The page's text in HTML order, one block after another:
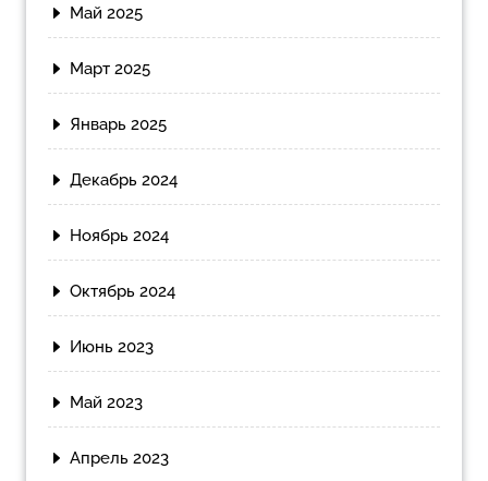
Май 2025
Март 2025
Январь 2025
Декабрь 2024
Ноябрь 2024
Октябрь 2024
Июнь 2023
Май 2023
Апрель 2023